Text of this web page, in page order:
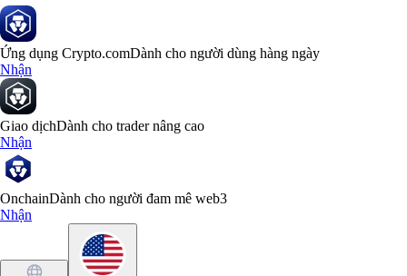
Ứng dụng Crypto.comDành cho người dùng hàng ngày
Nhận
Giao dịchDành cho trader nâng cao
Nhận
OnchainDành cho người đam mê web3
Nhận